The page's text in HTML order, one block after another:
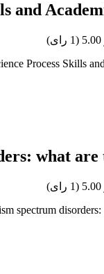
and
Process Skills
what are
spectrum disorders: